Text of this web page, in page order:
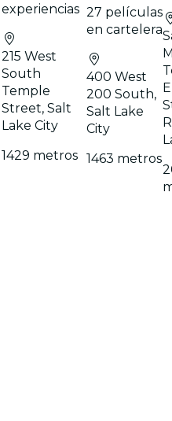
experiencias
215 West
South
Temple
Street, Salt
Lake City
1429 metros
27 películas
en cartelera
400 West
200 South,
Salt Lake
City
1463 metros